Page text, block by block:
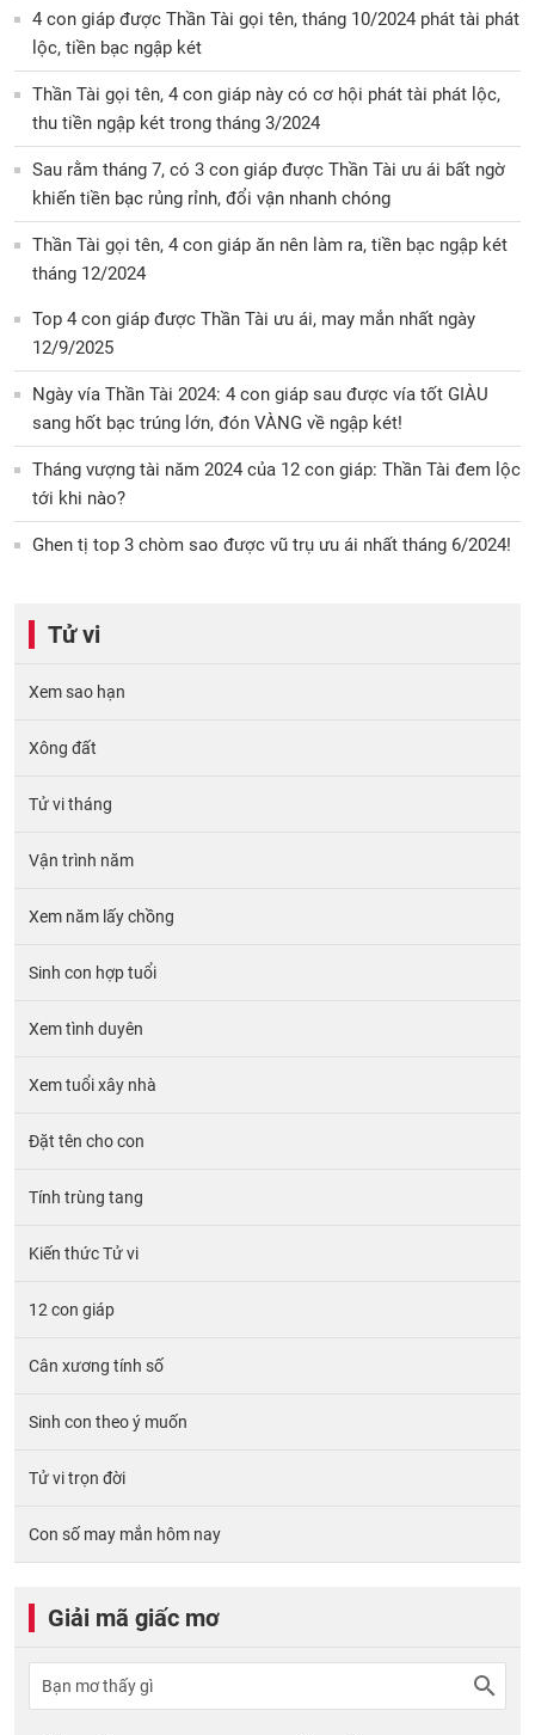
4 con giáp được Thần Tài gọi tên, tháng 10/2024 phát tài phát
lộc, tiền bạc ngập két
Thần Tài gọi tên, 4 con giáp này có cơ hội phát tài phát lộc,
thu tiền ngập két trong tháng 3/2024
Sau rằm tháng 7, có 3 con giáp được Thần Tài ưu ái bất ngờ
khiến tiền bạc rủng rỉnh, đổi vận nhanh chóng
Thần Tài gọi tên, 4 con giáp ăn nên làm ra, tiền bạc ngập két
tháng 12/2024
Top 4 con giáp được Thần Tài ưu ái, may mắn nhất ngày
12/9/2025
Ngày vía Thần Tài 2024: 4 con giáp sau được vía tốt GIÀU
sang hốt bạc trúng lớn, đón VÀNG về ngập két!
Tháng vượng tài năm 2024 của 12 con giáp: Thần Tài đem lộc
tới khi nào?
Ghen tị top 3 chòm sao được vũ trụ ưu ái nhất tháng 6/2024!
Tử vi
Xem sao hạn
Xông đất
Tử vi tháng
Vận trình năm
Xem năm lấy chồng
Sinh con hợp tuổi
Xem tình duyên
Xem tuổi xây nhà
Đặt tên cho con
Tính trùng tang
Kiến thức Tử vi
12 con giáp
Cân xương tính số
Sinh con theo ý muốn
Tử vi trọn đời
Con số may mắn hôm nay
Giải mã giấc mơ